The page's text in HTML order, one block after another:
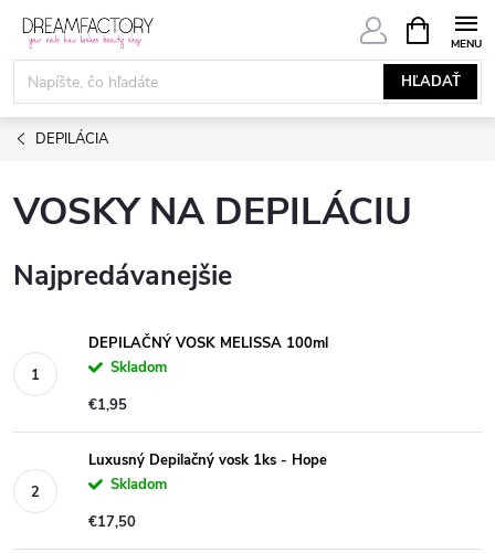
Prejsť
obsah
HĽADAŤ
KOŠÍK
DEPILÁCIA
VOSKY NA DEPILÁCIU
Najpredávanejšie
DEPILAČNÝ VOSK MELISSA 100ml
Skladom
€1,95
Luxusný Depilačný vosk 1ks - Hope
Skladom
€17,50